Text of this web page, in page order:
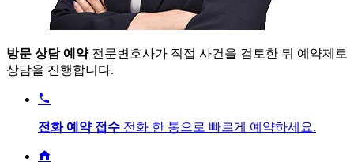
방문 상담 예약 전문변호사가 직접 사건을 검토한 뒤 예약제로
상담을 진행합니다.

전화 예약 접수 전화 한 통으로 빠르게 예약하세요.
